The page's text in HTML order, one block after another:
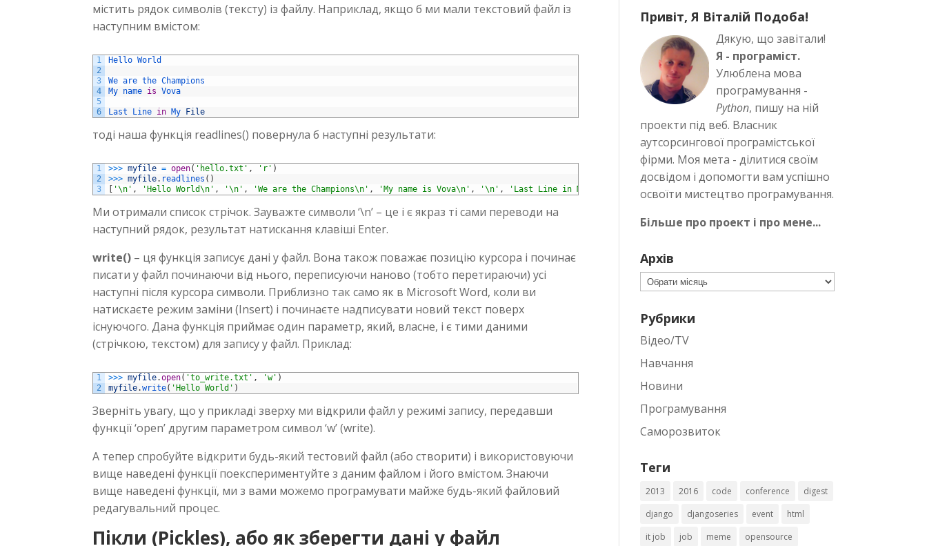
містить рядок символів (тексту) із файлу. Наприклад, якщо б ми мали текстовий файл із
наступним вмістом:
1
2
3
4
5
6
Hello World
We are the Champions
My name is Vova
Last Line in My File
тоді наша функція readlines() повернула б наступні результати:
1
2
3
>>> myfile = open( 'hello.txt' , 'r' )
>>> myfile. readlines ( )
'\n' , 'Hello World\n' , '\n' , 'We are the Champions\n' , 'My name is Vova\n' , '\n' , 'Last Line in My File\n'
Ми отримали список стрічок. Зауважте символи ‘\n’ – це і є якраз ті сами переводи на
наступний рядок, результат натискання клавіші Enter.
write() – ця функція записує дані у файл. Вона також поважає позицію курсора і починає
писати у файл починаючи від нього, переписуючи наново (тобто перетираючи) усі
наступні після курсора символи. Приблизно так само як в Microsoft Word, коли ви
натискаєте режим заміни (Insert) і починаєте надписувати новий текст поверх
існуючого. Дана функція приймає один параметр, який, власне, і є тими даними
(стрічкою, текстом) для запису у файл. Приклад:
1
2
>>> myfile.open( 'to_write.txt' , 'w' )
myfile.write( 'Hello World' )
Зверніть увагу, що у прикладі зверху ми відкрили файл у режимі запису, передавши
функції ‘open’ другим параметром символ ‘w’ (write).
А тепер спробуйте відкрити будь-який тестовий файл (або створити) і використовуючи
вище наведені функції поекспериментуйте з даним файлом і його вмістом. Знаючи
вище наведені функції, ми з вами можемо програмувати майже будь-який файловий
редагувальний процес.
Пікли (Pickles), або як зберегти дані у файл
Привіт, Я Віталій Подоба!
Дякую, що завітали!
Я - програміст.
Улюблена мова
програмування -
Python, пишу на ній
проекти під веб. Власник
аутсорсингової програмістської
фірми. Моя мета - ділитися своїм
досвідом і допомогти вам успішно
освоїти мистецтво програмування.
Більше про проект і про мене...
Архів
Архів
Рубрики
Відео/TV
Навчання
Новини
Програмування
Саморозвиток
Теги
2013 2016 code conference
digest
django
djangoseries event
html
it job
job meme opensource